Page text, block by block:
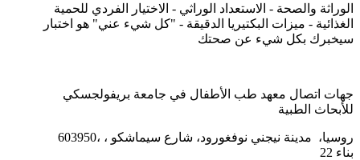
الوراثة والصحة - الاستعداد الوراثي - الاختيار الفردي للحمية
الغذائية - ميزات البكتيريا الدقيقة - "كل شيء عني" هو اختبار
سيخبرك بكل شيء عن صحتك
جهات اتصال معهد طب الأطفال في جامعة بريفولجسكي
للأبحاث الطبية
603950، روسيا، مدينة نيجني نوفغورود، شارع سيماشكو ،
بناء 22